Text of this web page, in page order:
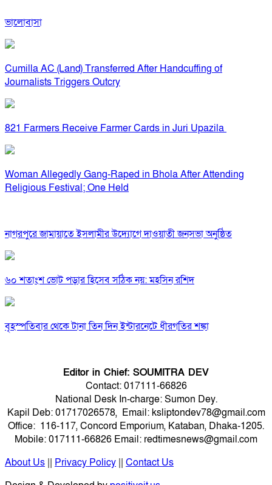
ভালোবাসা
Cumilla AC (Land) Transferred After Handcuffing of
Journalists Triggers Outcry
821 Farmers Receive Farmer Cards in Juri Upazila
Woman Allegedly Gang-Raped in Bhola After Attending
Religious Festival; One Held
নাগরপুরে জামায়াতে ইসলামীর উদ্যোগে দাওয়াতী জনসভা অনুষ্ঠিত
৬০ শতাংশ ভোট পড়ার হিসেব সঠিক নয়: মহসিন রশিদ
বৃহস্পতিবার থেকে টানা তিন দিন ইন্টারনেটে ধীরগতির শঙ্কা
Editor in Chief: SOUMITRA DEV
Contact: 017111-66826
National Desk In-charge: Sumon Dey.
Kapil Deb: 01717026578, Email: ksliptondev78@gmail.com
Office: 116-117, Concord Emporium, Kataban, Dhaka-1205.
Mobile: 017111-66826 Email: redtimesnews@gmail.com
About Us || Privacy Policy || Contact Us